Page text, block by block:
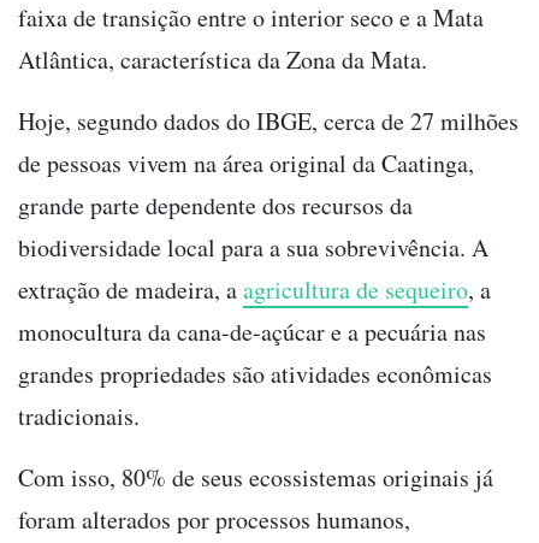
faixa de transição entre o interior seco e a Mata
Atlântica, característica da Zona da Mata.
Hoje, segundo dados do IBGE, cerca de 27 milhões
de pessoas vivem na área original da Caatinga,
grande parte dependente dos recursos da
biodiversidade local para a sua sobrevivência. A
extração de madeira, aagricultura de sequeiro, a
monocultura da cana-de-açúcar e a pecuária nas
grandes propriedades são atividades econômicas
tradicionais.
Com isso, 80% de seus ecossistemas originais já
foram alterados por processos humanos,